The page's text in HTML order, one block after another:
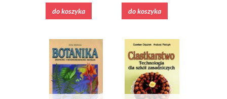
do koszyka do koszyka